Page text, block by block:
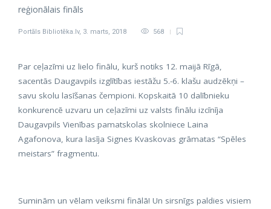
reģionālais fināls
Portāls Bibliotēka.lv, 3. marts, 2018 568
Par ceļazīmi uz lielo finālu, kurš notiks 12. maijā Rīgā,
sacentās Daugavpils izglītības iestāžu 5.-6. klašu audzēkņi –
savu skolu lasīšanas čempioni. Kopskaitā 10 dalībnieku
konkurencē uzvaru un ceļazīmi uz valsts finālu izcīnīja
Daugavpils Vienības pamatskolas skolniece Laina
Agafonova, kura lasīja Signes Kvaskovas grāmatas “Spēles
meistars” fragmentu.
Suminām un vēlam veiksmi finālā! Un sirsnīgs paldies visiem